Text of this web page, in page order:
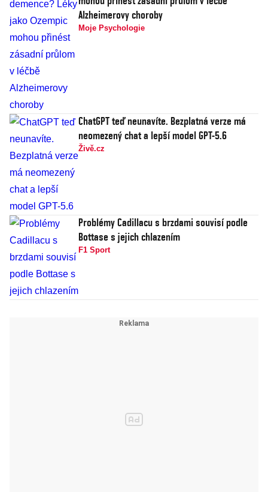
Alzheimerovy choroby
Moje Psychologie
ChatGPT teď neunavíte. Bezplatná verze má
neomezený chat a lepší model GPT-5.6
Živě.cz
Problémy Cadillacu s brzdami souvisí podle
Bottase s jejich chlazením
F1 Sport